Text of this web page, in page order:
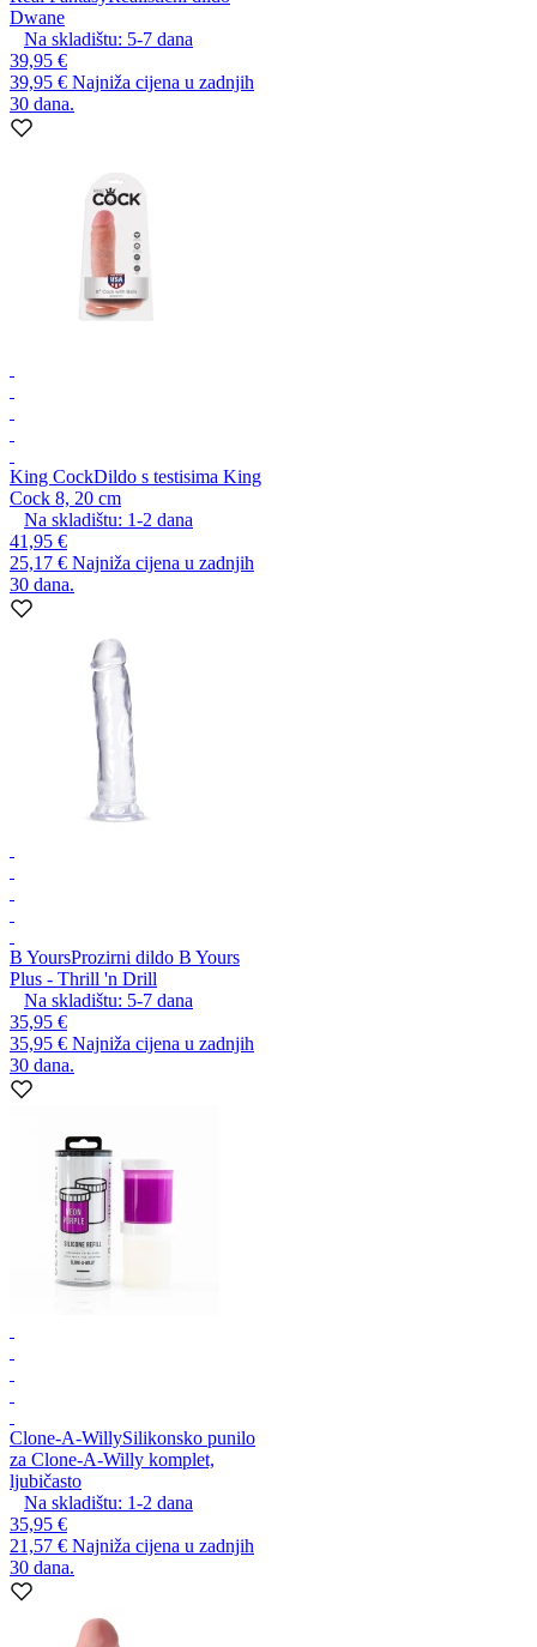
Dwane
Na skladištu: 5-7 dana
39,95 €
39,95 € Najniža cijena u zadnjih
30 dana.
King CockDildo s testisima King
Cock 8, 20 cm
Na skladištu: 1-2 dana
41,95 €
25,17 € Najniža cijena u zadnjih
30 dana.
B YoursProzirni dildo B Yours
Plus - Thrill 'n Drill
Na skladištu: 5-7 dana
35,95 €
35,95 € Najniža cijena u zadnjih
30 dana.
Clone-A-WillySilikonsko punilo
za Clone-A-Willy komplet,
ljubičasto
Na skladištu: 1-2 dana
35,95 €
21,57 € Najniža cijena u zadnjih
30 dana.